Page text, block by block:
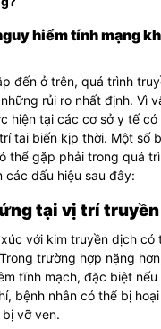
hiểm tính mạng
đến ở trên, quá trình
rủi ro nhất định. Vì
hiện tại các cơ sở y tế có
tai biến kịp thời. Một số
thể gặp phải trong quá
các dấu hiệu sau đây:
ứng tại vị trí
với kim truyền dịch có
trường hợp nặng
tĩnh mạch, đặc biệt
bệnh nhân có thể bị
vỡ ven.